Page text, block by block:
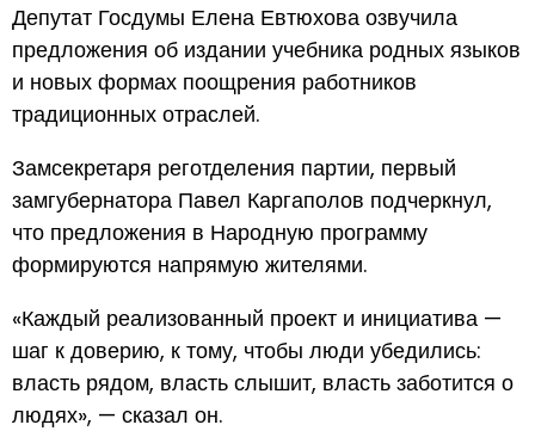
Депутат Госдумы Елена Евтюхова озвучила
предложения об издании учебника родных языков
и новых формах поощрения работников
традиционных отраслей.
Замсекретаря реготделения партии, первый
замгубернатора Павел Каргаполов подчеркнул,
что предложения в Народную программу
формируются напрямую жителями.
«Каждый реализованный проект и инициатива —
шаг к доверию, к тому, чтобы люди убедились:
власть рядом, власть слышит, власть заботится о
людях», — сказал он.